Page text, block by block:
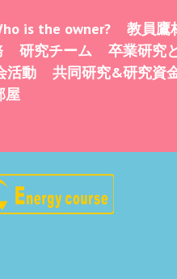
is the owner? 教員鷹
研究チーム 卒業研究
活動 共同研究&研究資
屋